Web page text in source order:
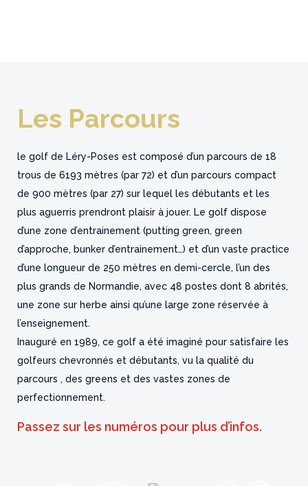
Les Parcours
le golf de Léry-Poses est composé d’un parcours de 18
trous de 6193 mètres (par 72) et d’un parcours compact
de 900 mètres (par 27) sur lequel les débutants et les
plus aguerris prendront plaisir à jouer. Le golf dispose
d’une zone d’entrainement (putting green, green
d’approche, bunker d’entrainement…) et d’un vaste practice
d’une longueur de 250 mètres en demi-cercle, l’un des
plus grands de Normandie, avec 48 postes dont 8 abrités,
une zone sur herbe ainsi qu’une large zone réservée à
l’enseignement.
Inauguré en 1989, ce golf a été imaginé pour satisfaire les
golfeurs chevronnés et débutants, vu la qualité du
parcours , des greens et des vastes zones de
perfectionnement.
Passez sur les numéros pour plus d’infos.